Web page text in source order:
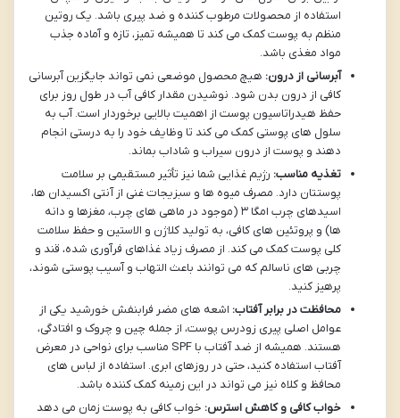
استفاده از محصولات مرطوب کننده و ضد پیری باشد. یک روتین
منظم به پوست کمک می کند تا همیشه تمیز، تازه و آماده جذب
مواد مغذی باشد.
آبرسانی از درون: هیچ محصول موضعی نمی تواند جایگزین آبرسانی
کافی از درون بدن شود. نوشیدن مقدار کافی آب در طول روز برای
حفظ هیدراتاسیون پوست از اهمیت بالایی برخوردار است. آب به
سلول های پوستی کمک می کند تا وظایف خود را به درستی انجام
دهند و پوست از درون سیراب و شاداب بماند.
تغذیه مناسب: رژیم غذایی شما نیز تأثیر مستقیمی بر سلامت
پوستتان دارد. مصرف میوه ها و سبزیجات غنی از آنتی اکسیدان ها،
اسیدهای چرب امگا ۳ (موجود در ماهی های چرب، مغزها و دانه
ها) و پروتئین های کافی، به تولید کلاژن و الاستین و حفظ سلامت
کلی پوست کمک می کند. از مصرف زیاد غذاهای فرآوری شده، قند و
چربی های ناسالم که می توانند باعث التهاب و آسیب پوستی شوند،
پرهیز کنید.
محافظت در برابر آفتاب: اشعه های مضر فرابنفش خورشید یکی از
عوامل اصلی پیری زودرس پوست، از جمله چین و چروک و افتادگی،
هستند. همیشه از ضد آفتاب با SPF مناسب برای نواحی در معرض
آفتاب استفاده کنید، حتی در روزهای ابری. استفاده از لباس های
محافظ و کلاه نیز می تواند در این زمینه کمک کننده باشد.
خواب کافی و کاهش استرس: خواب کافی به پوست زمان می دهد